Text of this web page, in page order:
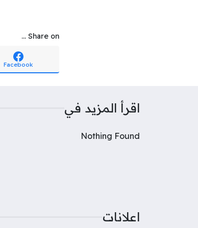
Share on ...
Facebook
اقرأ المزيد في
Nothing Found
اعلانات